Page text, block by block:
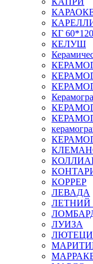
КГ 60*120
КЕЛУШ
КОРРЕР
ЛЕВАДА
ЛЕТНИЙ
ЛУИЗА